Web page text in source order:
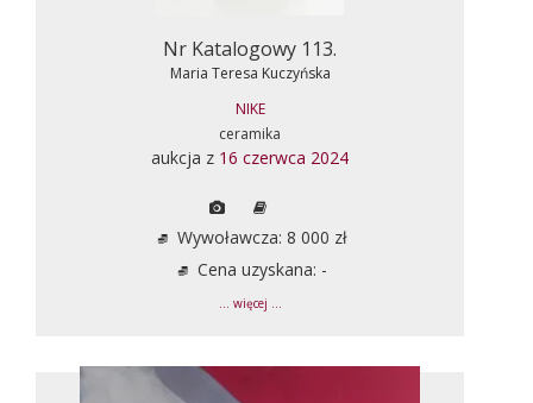
Nr Katalogowy 113.
Maria Teresa Kuczyńska
NIKE
ceramika
aukcja z 16 czerwca 2024
Wywoławcza: 8 000 zł
Cena uzyskana: -
... więcej ...